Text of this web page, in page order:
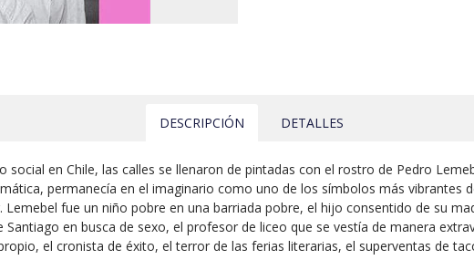
DESCRIPCIÓN DETALLES
social en Chile, las calles se llenaron de pintadas con el rostro de Pedro
permanecía en el imaginario como uno de los símbolos más vibrantes
fue un niño pobre en una barriada pobre, el hijo consentido de su
en busca de sexo, el profesor de liceo que se vestía de manera
el cronista de éxito, el terror de las ferias literarias, el superventas de